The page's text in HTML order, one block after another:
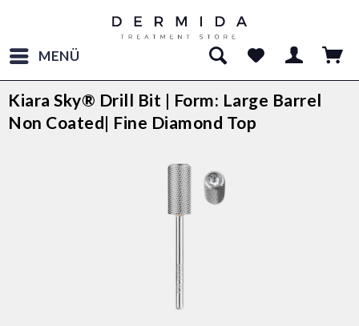
MENÜ
Kiara Sky® Drill Bit | Form: Large Barrel
Non Coated| Fine Diamond Top